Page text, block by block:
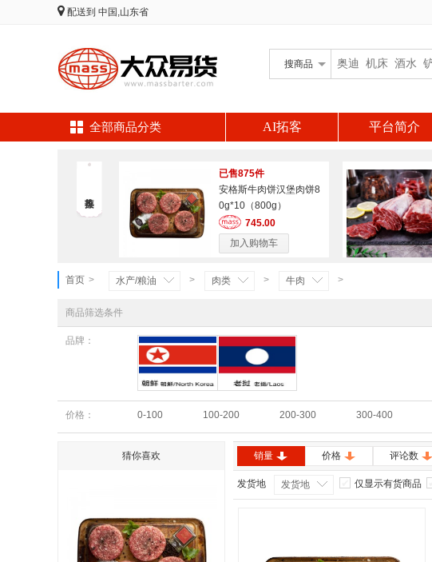
配送到 中国,山东省
搜商品
全部商品分类 AI拓客 平台简介
已售875件
安格斯牛肉饼汉堡肉饼8
0g*10（800g）
745.00
加入购物车
首页 > 水产/粮油 > 肉类 > 牛肉 >
商品筛选条件
品牌：
朝鲜 老挝
价格： 0-100 100-200 200-300 300-400
猜你喜欢 销量 价格 评论数
发货地 发货地 仅显示有货商品